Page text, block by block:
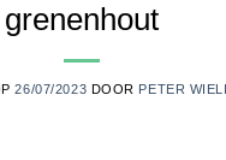
grenenhout
26/07/2023 DOOR PETER